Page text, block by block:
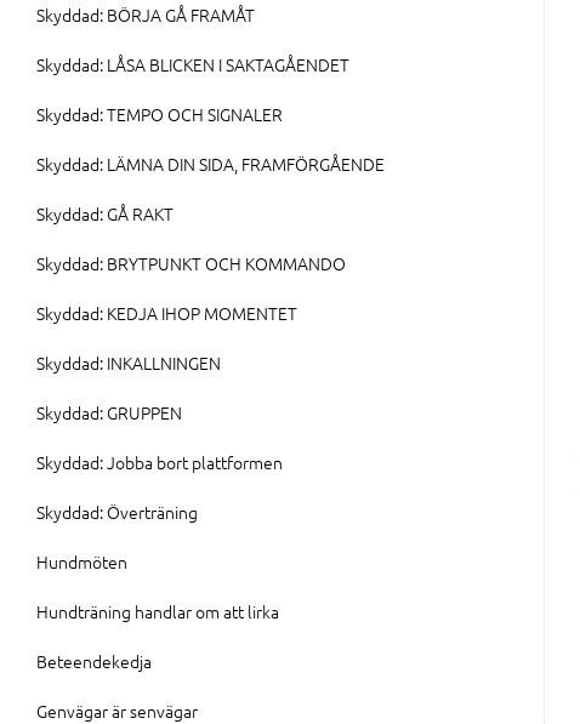
Skyddad: BÖRJA GÅ FRAMÅT
Skyddad: LÅSA BLICKEN I SAKTAGÅENDET
Skyddad: TEMPO OCH SIGNALER
Skyddad: LÄMNA DIN SIDA, FRAMFÖRGÅENDE
Skyddad: GÅ RAKT
Skyddad: BRYTPUNKT OCH KOMMANDO
Skyddad: KEDJA IHOP MOMENTET
Skyddad: INKALLNINGEN
Skyddad: GRUPPEN
Skyddad: Jobba bort plattformen
Skyddad: Överträning
Hundmöten
Hundträning handlar om att lirka
Beteendekedja
Genvägar är senvägar